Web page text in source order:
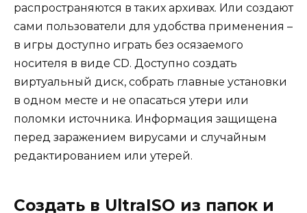
распространяются в таких архивах. Или создают
сами пользователи для удобства применения –
в игры доступно играть без осязаемого
носителя в виде CD. Доступно создать
виртуальный диск, собрать главные установки
в одном месте и не опасаться утери или
поломки источника. Информация защищена
перед заражением вирусами и случайным
редактированием или утерей.
Создать в UltraISO из папок и